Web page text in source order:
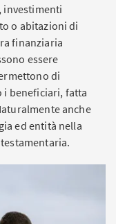
investimenti
o abitazioni di
finanziaria
essere
di
i beneficiari, fatta
anche
ed entità nella